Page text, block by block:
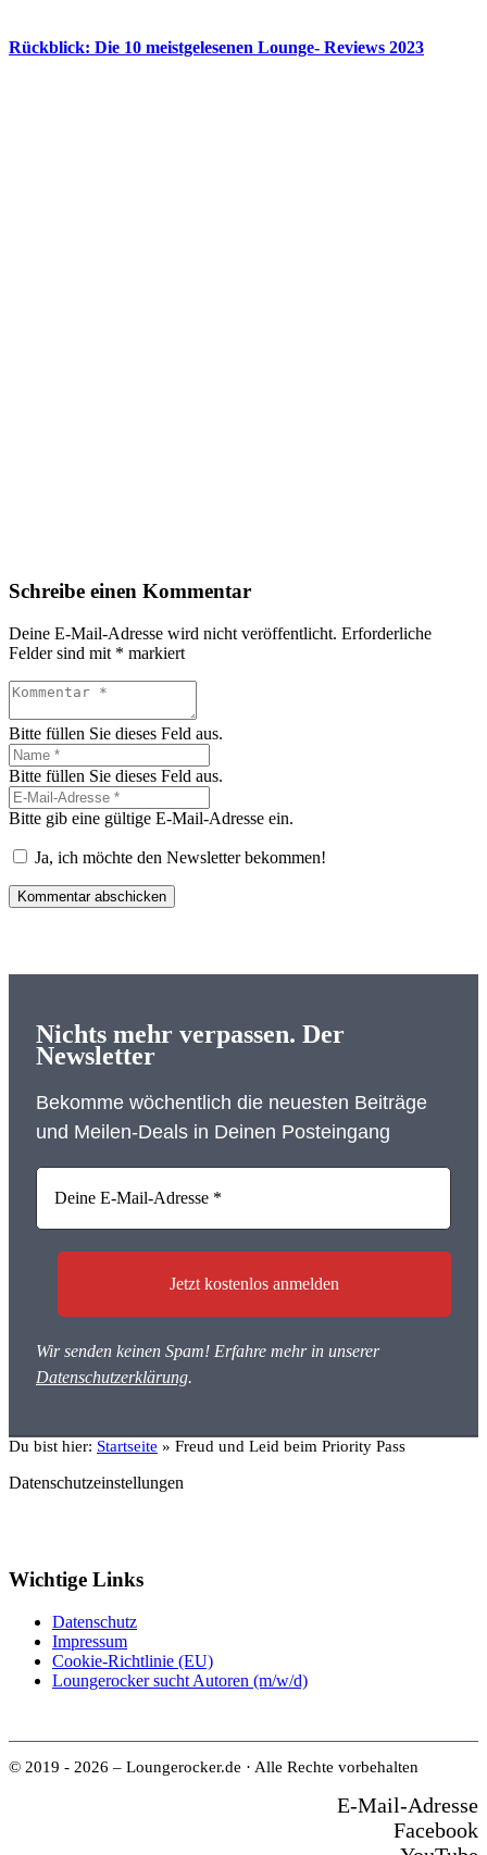
Rückblick: Die 10 meistgelesenen Lounge- Reviews 2023
Schreibe einen Kommentar
Deine E-Mail-Adresse wird nicht veröffentlicht. Erforderliche
Felder sind mit * markiert
Bitte füllen Sie dieses Feld aus.
Bitte füllen Sie dieses Feld aus.
Bitte gib eine gültige E-Mail-Adresse ein.
Ja, ich möchte den Newsletter bekommen!
Kommentar abschicken
Nichts mehr verpassen. Der
Newsletter
Bekomme wöchentlich die neuesten Beiträge
und Meilen-Deals in Deinen Posteingang
Wir senden keinen Spam! Erfahre mehr in unserer
Datenschutzerklärung.
Du bist hier: Startseite » Freud und Leid beim Priority Pass
Datenschutzeinstellungen
Wichtige Links
Datenschutz
Impressum
Cookie-Richtlinie (EU)
Loungerocker sucht Autoren (m/w/d)
© 2019 - 2026 – Loungerocker.de · Alle Rechte vorbehalten
E-Mail-Adresse
Facebook